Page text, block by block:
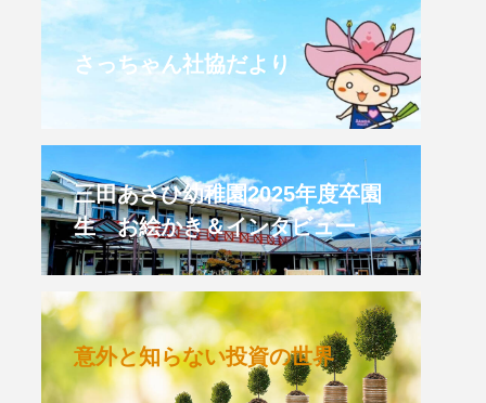
CROSSING 心の交差点
クト関西学院AgriNOVA
TWIN
さっちゃん社協だより
三田あさひ幼稚園2025年度卒園
生 お絵かき＆インタビュー
意外と知らない投資の世界